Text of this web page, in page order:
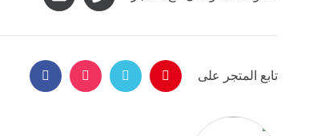
تابع المتجر على